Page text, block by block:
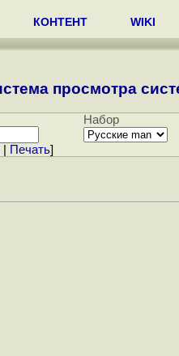
КОНТЕНТ WIKI
просмотра
Набор
| Печать]